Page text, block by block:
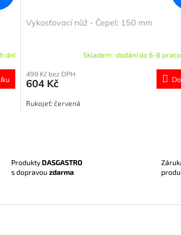
dní
Vykosťovací nůž - Čepel: 150 mm
Skladem : dodání do 6-8
499 Kč bez DPH
604 Kč
Rukojeť: červená
p
Produkty DASGASTRO
s dopravou zdarma